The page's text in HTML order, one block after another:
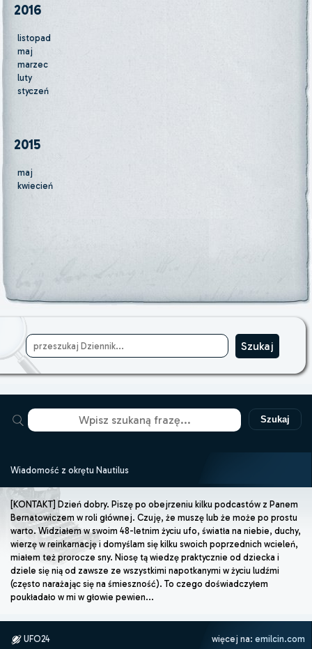
2016
listopad
maj
marzec
luty
styczeń
2015
maj
kwiecień
Szukaj
Wiadomość z okrętu Nautilus
[KONTAKT] Dzień dobry. Piszę po obejrzeniu kilku podcastów z Panem
Bernatowiczem w roli głównej. Czuję, że muszę lub że może po prostu
warto. Widziałem w swoim 48-letnim życiu ufo, światła na niebie, duchy,
wierzę w reinkarnację i domyślam się kilku swoich poprzednich wcieleń,
miałem też prorocze sny. Niosę tą wiedzę praktycznie od dziecka i
dziele się nią od zawsze ze wszystkimi napotkanymi w życiu ludźmi
(często narażając się na śmieszność). To czego doświadczyłem
poukładało w mi w głowie pewien...
UFO24 więcej na: emilcin.com